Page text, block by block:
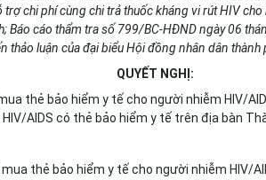
trợ chiphícùng chi trả thuốc kháng vi rút HIV
Báo cáo thẩm tra số 799/BC-HĐND ngày 06 thá
thảo luận của đại biểu Hội đồng nhân dân thành
QUYẾT NGHỊ:
thẻ bảo hiểm y tế cho người nhiễm HIV/
AIDS có thẻ bảo hiểm y tế trên địa bàn
thẻ bảo hiểm y tế cho người nhiễm HIV/